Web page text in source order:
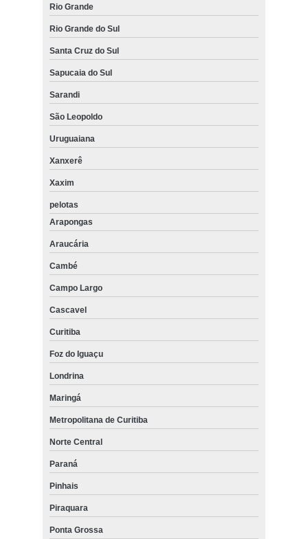
Rio Grande
Rio Grande do Sul
Santa Cruz do Sul
Sapucaia do Sul
Sarandi
São Leopoldo
Uruguaiana
Xanxerê
Xaxim
pelotas
Arapongas
Araucária
Cambé
Campo Largo
Cascavel
Curitiba
Foz do Iguaçu
Londrina
Maringá
Metropolitana de Curitiba
Norte Central
Paraná
Pinhais
Piraquara
Ponta Grossa